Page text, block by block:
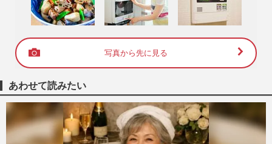
写真から先に見る
あわせて読みたい